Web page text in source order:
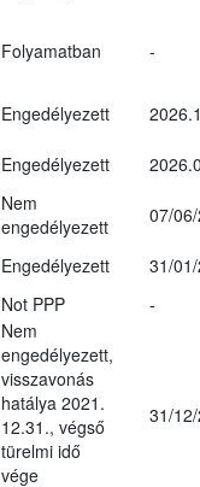
Folyamatban -
Engedélyezett
Engedélyezett
Nem
engedélyezett
07/
Engedélyezett
31/
Not PPP -
Nem
engedélyezett,
visszavonás
hatálya 2021.
12.31., végső
türelmi idő
vége
31/